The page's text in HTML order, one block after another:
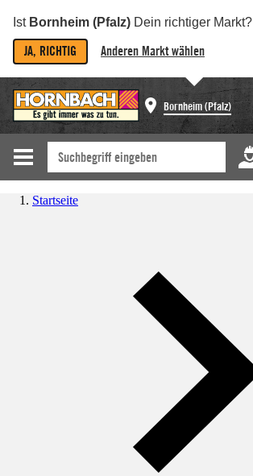
Ist Bornheim (Pfalz) Dein richtiger Markt?
JA, RICHTIG Anderen Markt wählen
Bornheim (Pfalz)
Startseite